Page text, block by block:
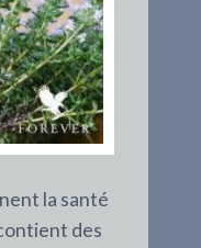
la santé
des